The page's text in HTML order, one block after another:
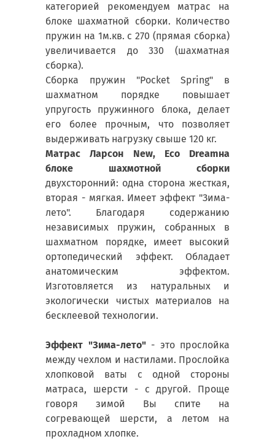
категорией рекомендуем матрас на
блоке шахматной сборки. Количество
пружин на 1м.кв. с 270 (прямая сборка)
увеличивается до 330 (шахматная
сборка).
Сборка пружин "Pocket Spring" в
шахматном порядке повышает
упругость пружинного блока, делает
его более прочным, что позволяет
выдерживать нагрузку свыше 120 кг.
Матрас Ларсон New, Eco Dreamна
блоке шахмотной сборки
двухсторонний: одна сторона жесткая,
вторая - мягкая. Имеет эффект "Зима-
лето". Благодаря содержанию
независимых пружин, собранных в
шахматном порядке, имеет высокий
ортопедический эффект. Обладает
анатомическим эффектом.
Изготовляется из натуральных и
экологически чистых материалов на
бесклеевой технологии.
Эффект "Зима-лето"- это прослойка
между чехлом и настилами. Прослойка
хлопковой ваты с одной стороны
матраса, шерсти - с другой. Проще
говоря зимой Вы спите на
согревающей шерсти, а летом на
прохладном хлопке.